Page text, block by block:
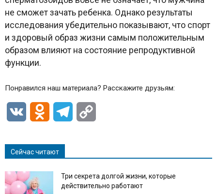
не сможет зачать ребенка. Однако результаты
исследования убедительно показывают, что спорт
и здоровый образ жизни самым положительным
образом влияют на состояние репродуктивной
функции.
Понравился наш материала? Расскажите друзьям:
VK Odnoklassniki
Telegram
Сейчас читают
Три секрета долгой жизни, которые
действительно работают